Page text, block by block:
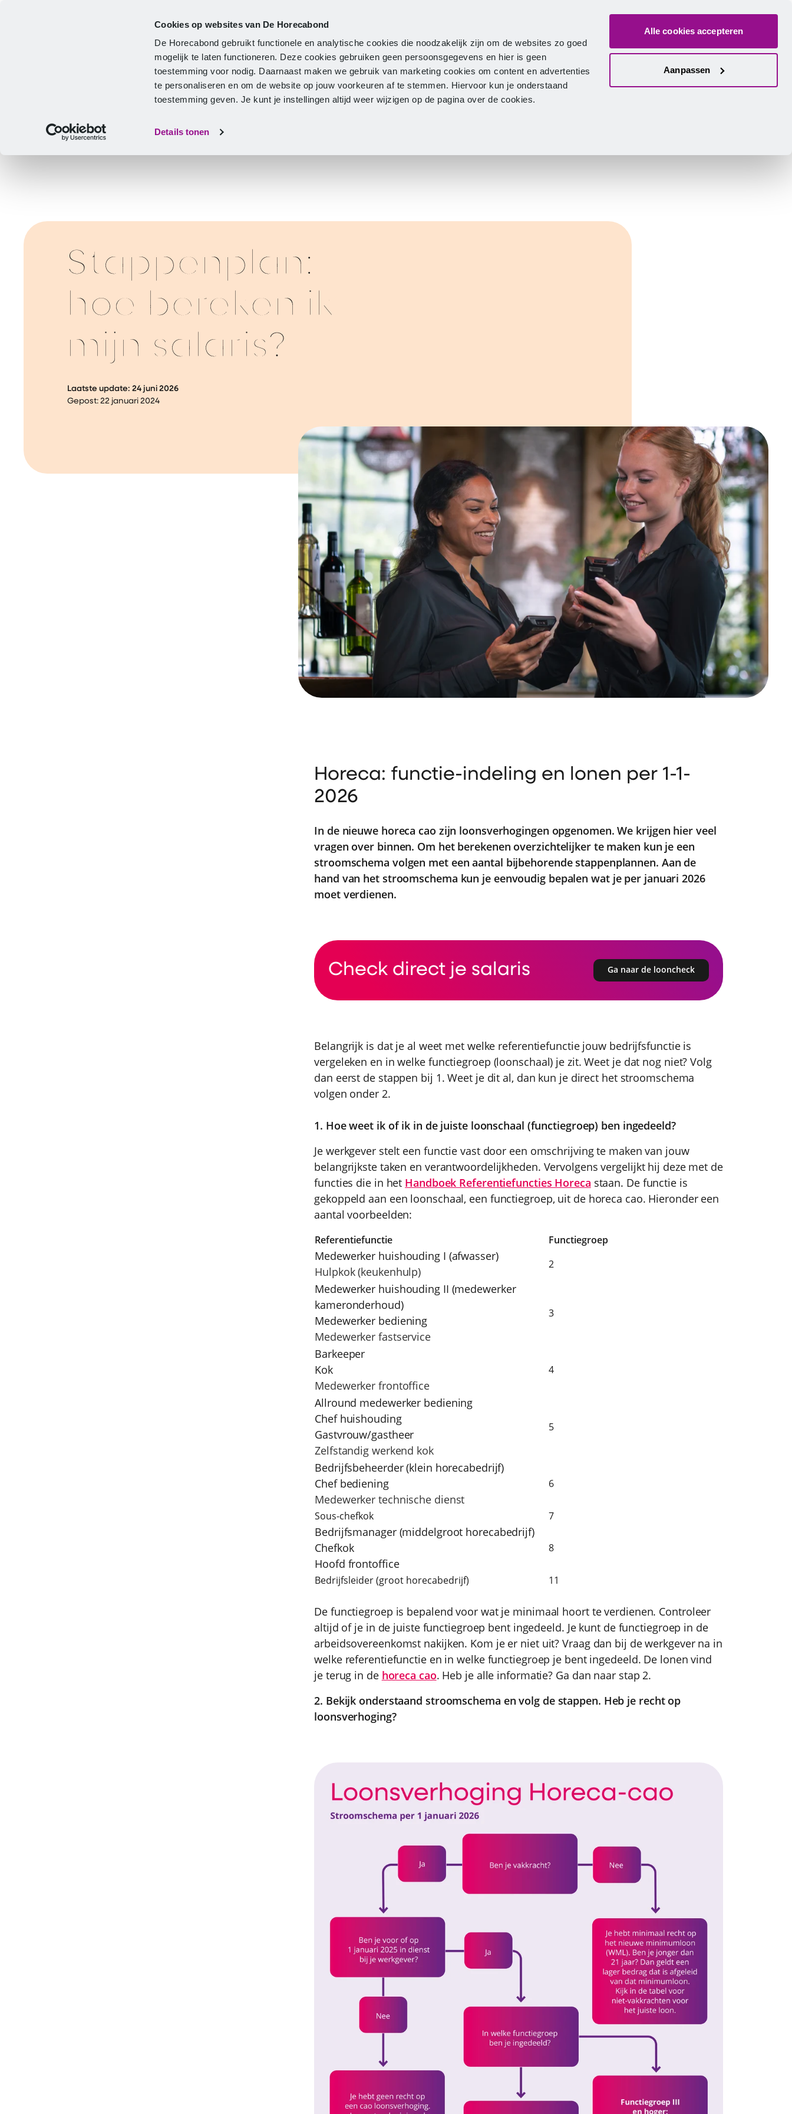
Cookies op websites van De Horecabond
De Horecabond gebruikt functionele en analytische cookies die noodzakelijk zijn om de websites zo goed
mogelijk te laten functioneren. Deze cookies gebruiken geen persoonsgegevens en hier is geen
toestemming voor nodig. Daarnaast maken we gebruik van marketing cookies om content en advertenties
te personaliseren en om de website op jouw voorkeuren af te stemmen. Hiervoor kun je onderstaand
toestemming geven. Je kunt je instellingen altijd weer wijzigen op de pagina over de cookies.
Details tonen
Alle cookies accepteren
Aanpassen
Zoeken
Stappenplan:
hoe bereken ik
mijn salaris?
Laatste update: 24 juni 2026
Gepost: 22 januari 2024
Horeca: functie-indeling en lonen per 1-1-
2026
In de nieuwe horeca cao zijn loonsverhogingen opgenomen. We krijgen hier veel
vragen over binnen. Om het berekenen overzichtelijker te maken kun je een
stroomschema volgen met een aantal bijbehorende stappenplannen. Aan de
hand van het stroomschema kun je eenvoudig bepalen wat je per januari 2026
moet verdienen.
Check direct je salaris Ga naar de looncheck
Belangrijk is dat je al weet met welke referentiefunctie jouw bedrijfsfunctie is
vergeleken en in welke functiegroep (loonschaal) je zit. Weet je dat nog niet? Volg
dan eerst de stappen bij 1. Weet je dit al, dan kun je direct het stroomschema
volgen onder 2.
1. Hoe weet ik of ik in de juiste loonschaal (functiegroep) ben ingedeeld?
Je werkgever stelt een functie vast door een omschrijving te maken van jouw
belangrijkste taken en verantwoordelijkheden. Vervolgens vergelijkt hij deze met de
functies die in het Handboek Referentiefuncties Horeca staan. De functie is
gekoppeld aan een loonschaal, een functiegroep, uit de horeca cao. Hieronder een
aantal voorbeelden:
Referentiefunctie Functiegroep
Medewerker huishouding I (afwasser)
Hulpkok (keukenhulp)
2
Medewerker huishouding II (medewerker
kameronderhoud)
Medewerker bediening
Medewerker fastservice
3
Barkeeper
Kok
Medewerker frontoffice
4
Allround medewerker bediening
Chef huishouding
Gastvrouw/gastheer
Zelfstandig werkend kok
5
Bedrijfsbeheerder (klein horecabedrijf)
Chef bediening
Medewerker technische dienst
6
Sous-chefkok 7
Bedrijfsmanager (middelgroot horecabedrijf)
Chefkok
Hoofd frontoffice
8
Bedrijfsleider (groot horecabedrijf) 11
De functiegroep is bepalend voor wat je minimaal hoort te verdienen. Controleer
altijd of je in de juiste functiegroep bent ingedeeld. Je kunt de functiegroep in de
arbeidsovereenkomst nakijken. Kom je er niet uit? Vraag dan bij de werkgever na in
welke referentiefunctie en in welke functiegroep je bent ingedeeld. De lonen vind
je terug in de horeca cao. Heb je alle informatie? Ga dan naar stap 2.
2. Bekijk onderstaand stroomschema en volg de stappen. Heb je recht op
loonsverhoging?